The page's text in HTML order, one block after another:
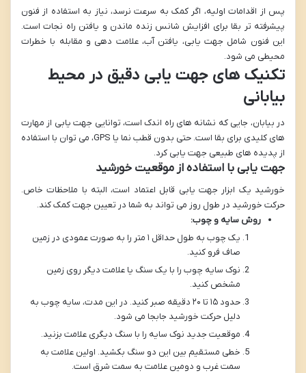
پس از اقدامات اولیه، اگر کمک به سرعت نرسد، نیاز به استفاده از فنون
پیشرفته تر بقا برای افزایش شانس زنده ماندن و یافتن راه نجات است.
این فنون شامل جهت یابی، یافتن آب، علامت دهی و مقابله با خطرات
محیطی می شود.
تکنیک های جهت یابی دقیق در محیط
بیابانی
در بیابان، جایی که نشانه های راه اندک است، توانایی جهت یابی از مهارت
های کلیدی برای بقا است. حتی بدون قطب نما یا GPS، می توان با استفاده
از پدیده های طبیعی جهت یابی کرد.
جهت یابی با استفاده از موقعیت خورشید
خورشید یک ابزار جهت یابی قابل اعتماد است، البته با ملاحظات خاص.
حرکت خورشید در طول روز می تواند به شما در تعیین جهت کمک کند.
روش سایه و چوب:
یک چوب به طول حداقل ۱ متر را به صورت عمودی در زمین
صاف فرو کنید.
نوک سایه چوب را با یک سنگ یا علامت دیگر روی زمین
مشخص کنید.
حدود ۱۵ تا ۲۰ دقیقه صبر کنید. در این مدت، سایه چوب به
دلیل حرکت خورشید جابجا می شود.
موقعیت جدید نوک سایه را با سنگ دیگری علامت بزنید.
خطی مستقیم بین این دو سنگ بکشید. اولین علامت به
سمت غرب و دومین علامت به سمت شرق است.